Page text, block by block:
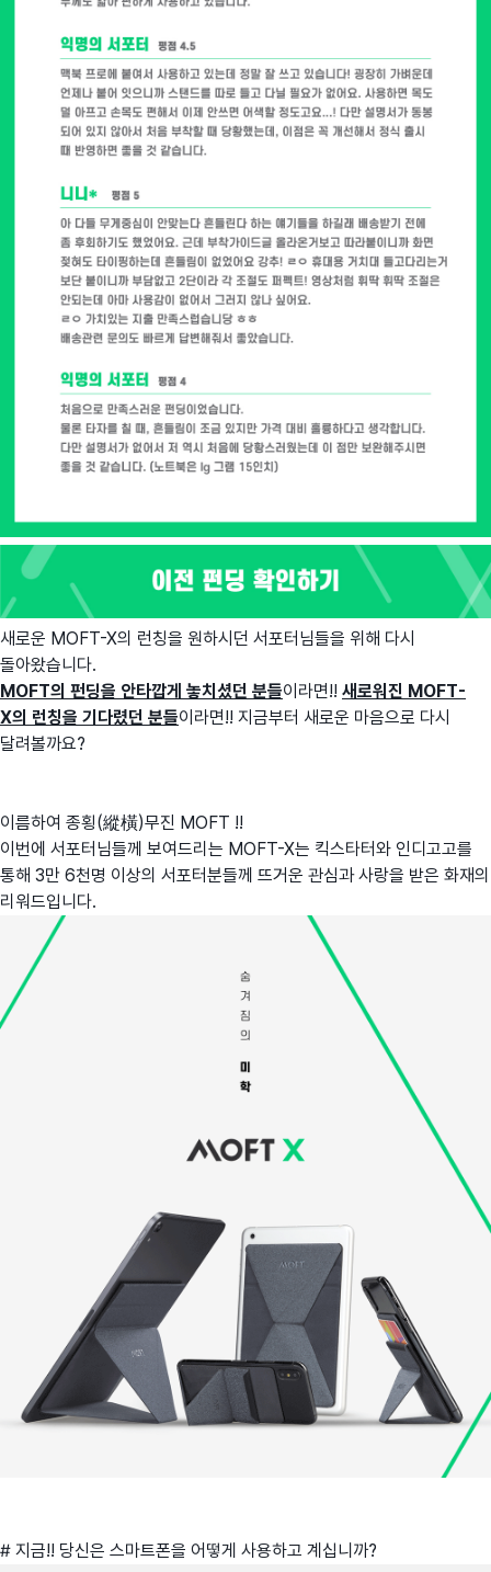
새로운 MOFT-X의 런칭을 원하시던 서포터님들을 위해 다시
돌아왔습니다.
MOFT의 펀딩을 안타깝게 놓치셨던 분들이라면!! 새로워진 MOFT-
X의 런칭을 기다렸던 분들이라면!! 지금부터 새로운 마음으로 다시
달려볼까요?
이름하여 종횡(縱橫)무진 MOFT !!
이번에 서포터님들께 보여드리는 MOFT-X는 킥스타터와 인디고고를
통해 3만 6천명 이상의 서포터분들께 뜨거운 관심과 사랑을 받은 화재의
리워드입니다.
# 지금!! 당신은 스마트폰을 어떻게 사용하고 계십니까?